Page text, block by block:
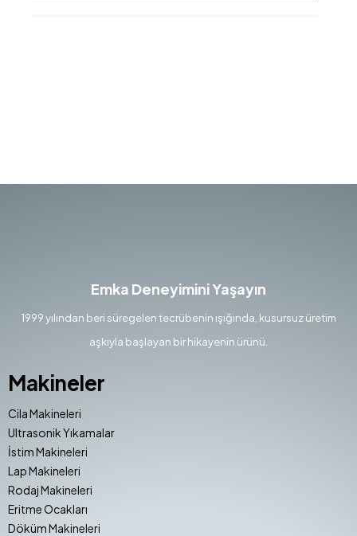
Emka Deneyimini Yaşayın
1999 yılından beri süregelen tecrübenin ışığında, kusursuz üretim
aşkıyla başlayan bir hikayenin ürünü.
Makineler
Cila Makineleri
Ultrasonik Yıkamalar
İstim Makineleri
Lap Makineleri
Rodaj Makineleri
Eritme Ocakları
Döküm Makineleri